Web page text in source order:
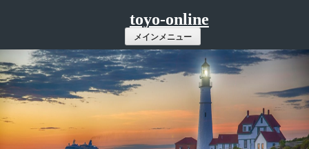
ツ
へ
ス
キ
ッ
toyo-online
メインメニュー